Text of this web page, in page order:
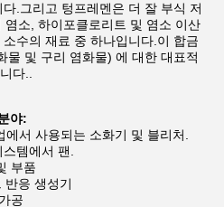
.그리고 텅프레멘은 더 잘 부식 저
소, 하이포클로리트 및 염소 이산
수의 재료 중 하나입니다.이 합금
물 및 구리 염화물) 에 대한 대표적
다..
야:
서 사용되는 소화기 및 블리처.
템에서 팬.
부품
반응 생성기
공